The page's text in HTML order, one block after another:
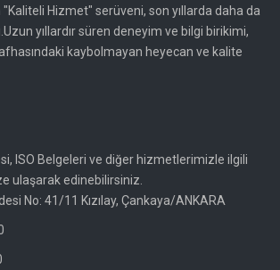
"Kaliteli Hizmet" serüveni, son yıllarda daha da
yıllardır süren deneyim ve bilgi birikimi,
kaybolmayan heyecan ve kalite
ISO Belgeleri ve diğer hizmetlerimizle ilgili
ulaşarak edinebilirsiniz.
No: 41/11 Kızılay, Çankaya/ANKARA